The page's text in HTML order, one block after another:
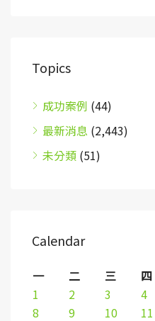
Topics
成功案例 (44)
最新消息 (2,443)
未分類 (51)
Calendar
一 二 三 四
1
2 3 4
8
9 10 11